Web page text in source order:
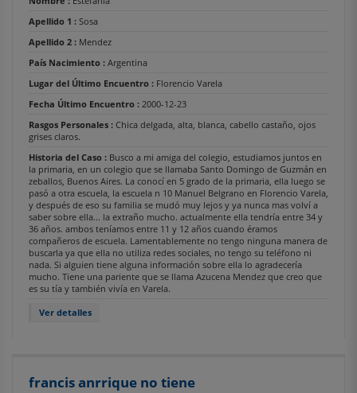
Apellido 1 : Sosa
Apellido 2 : Mendez
País Nacimiento : Argentina
Lugar del Último Encuentro : Florencio Varela
Fecha Último Encuentro : 2000-12-23
Rasgos Personales : Chica delgada, alta, blanca, cabello castaño, ojos
grises claros.
Historia del Caso : Busco a mi amiga del colegio, estudiamos juntos en
la primaria, en un colegio que se llamaba Santo Domingo de Guzmán en
zeballos, Buenos Aires. La conocí en 5 grado de la primaria, ella luego se
pasó a otra escuela, la escuela n 10 Manuel Belgrano en Florencio Varela,
y después de eso su familia se mudó muy lejos y ya nunca mas volví a
saber sobre ella... la extraño mucho. actualmente ella tendría entre 34 y
36 años. ambos teníamos entre 11 y 12 años cuando éramos
compañeros de escuela. Lamentablemente no tengo ninguna manera de
buscarla ya que ella no utiliza redes sociales, no tengo su teléfono ni
nada. Si alguien tiene alguna información sobre ella lo agradecería
mucho. Tiene una pariente que se llama Azucena Mendez que creo que
es su tía y también vivía en Varela.
Ver detalles
francis anrrique no tiene